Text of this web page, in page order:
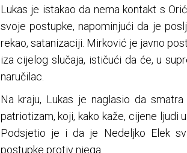
Lukas je istakao da nema kontakt s
svoje postupke, napominjući da je
rekao, satanizaciji. Mirković je javno
iza cijelog slučaja, ističući da će, u
naručilac.
Na kraju, Lukas je naglasio da
patriotizam, koji, kako kaže, cijene ljudi
Podsjetio je i da je Nedeljko Elek
postupke protiv njega.